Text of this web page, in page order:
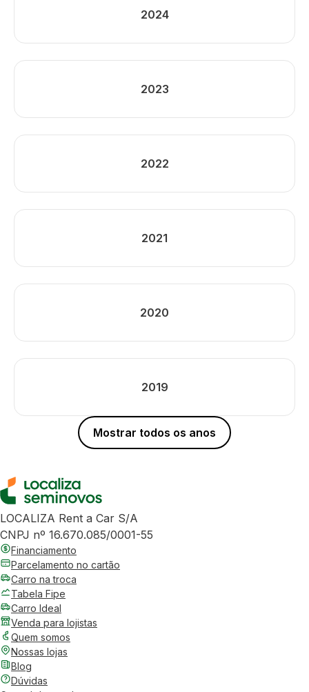
2024
2023
2022
2021
2020
2019
Mostrar todos os anos
LOCALIZA Rent a Car S/A
CNPJ nº 16.670.085/0001-55
Financiamento
Parcelamento no cartão
Carro na troca
Tabela Fipe
Carro Ideal
Venda para lojistas
Quem somos
Nossas lojas
Blog
Dúvidas